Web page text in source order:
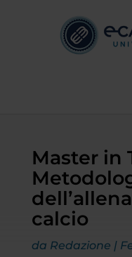
Master in
calcio
da Redazione |